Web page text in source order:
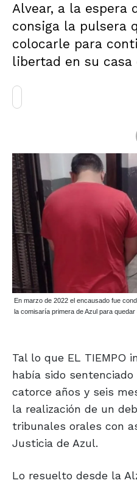
Alvear, a la espera
consiga la pulsera
colocarle para
libertad en su casa
En marzo de 2022 el encausado fue
la comisaría primera de Azul para
Tal lo que EL TIEMPO
había sido
catorce años y seis
la realización de un
tribunales orales con
Justicia de Azul.
Lo resuelto desde la